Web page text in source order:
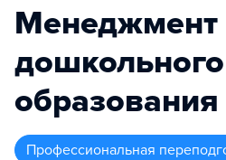
Менеджмент
дошкольного
образования
профессиональная